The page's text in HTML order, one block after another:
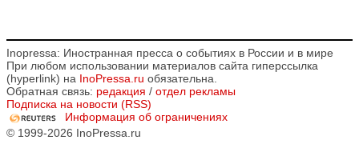
Inopressa: Иностранная пресса о событиях в России и в мире
При любом использовании материалов сайта гиперссылка
(hyperlink) на InoPressa.ru обязательна.
Обратная связь: редакция / отдел рекламы
Подписка на новости (RSS)
Информация об ограничениях
© 1999-2026 InoPressa.ru